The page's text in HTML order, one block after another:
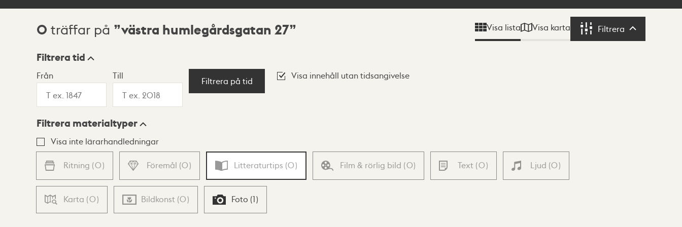
Sökresultat
0 träffar på västra humlegårdsgatan 27 Visa lista Visa karta Filtrera Filtrera
Visningsläge
Lista Karta
Filtrera tid
Från Till
Filtrera på tid
Visa innehåll utan tidsangivelse
Filtrera materialtyper
Visa inte lärarhandledningar
Ritning (0) Föremål (0) Litteraturtips (0) Film & rörlig bild (0) Text (0) Ljud (0)
Karta (0) Bildkonst (0) Foto (1)